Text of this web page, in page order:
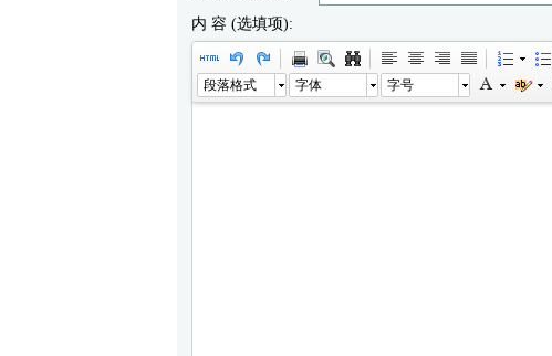
内 容 (选填项):
段落格式 字体 字号